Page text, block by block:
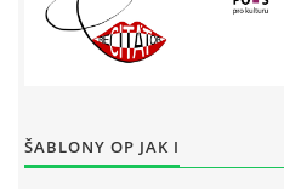
ŠABLONY OP JAK I